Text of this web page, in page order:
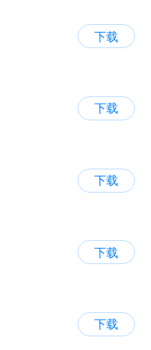
下载
下载
下载
下载
下载